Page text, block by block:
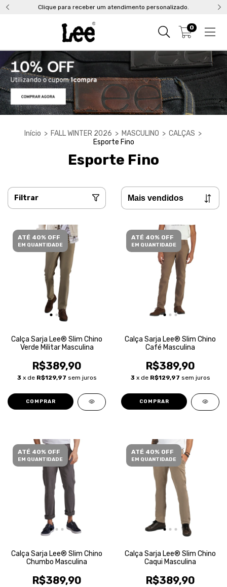
Clique para receber um atendimento personalizado.
0
Início > FALL WINTER 2026 > MASCULINO > CALÇAS >
Esporte Fino
Esporte Fino
Filtrar
ATÉ 40% OFF
EM QUANTIDADE
Calça Sarja Lee® Slim Chino
Verde Militar Masculina
R$389,90
3 x de R$129,97 sem juros
COMPRAR
ATÉ 40% OFF
EM QUANTIDADE
Calça Sarja Lee® Slim Chino
Café Masculina
R$389,90
3 x de R$129,97 sem juros
COMPRAR
ATÉ 40% OFF
EM QUANTIDADE
Calça Sarja Lee® Slim Chino
Chumbo Masculina
R$389,90
ATÉ 40% OFF
EM QUANTIDADE
Calça Sarja Lee® Slim Chino
Caqui Masculina
R$389,90